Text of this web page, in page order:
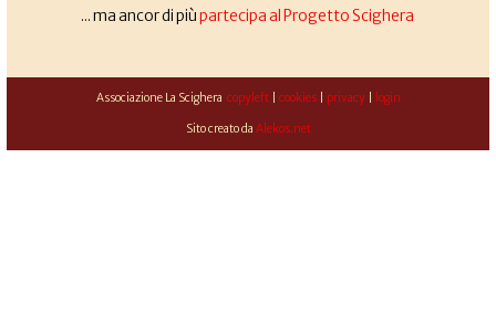
... ma ancor di piùpartecipa al Progetto Scighera
Associazione La Scighera copyleft| cookies| privacy| login
Sito creato da Alekos.net